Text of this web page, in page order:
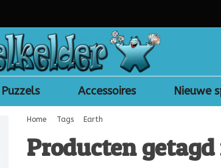
Puzzels Accessoires Nieuwe
Home Tags Earth
Producten